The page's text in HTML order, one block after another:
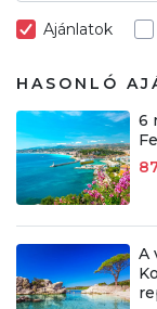
Ajánlatok
HASONLÓ
6
A